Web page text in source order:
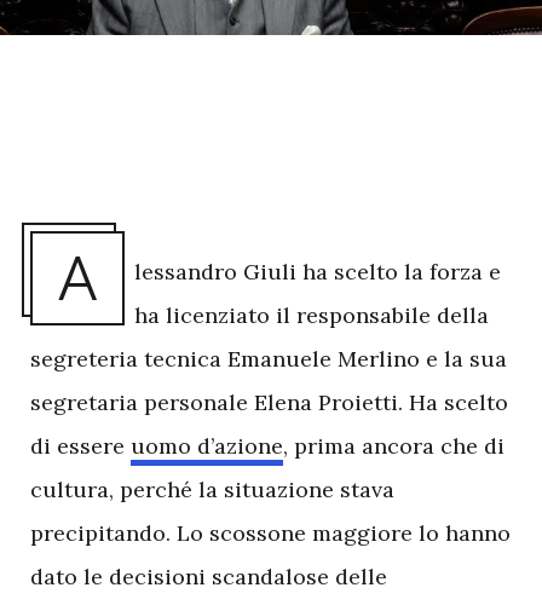
A
lessandro Giuli ha scelto la forza e
ha licenziato il responsabile della
segreteria tecnica Emanuele Merlino e la sua
segretaria personale Elena Proietti. Ha scelto
di essere uomo d’azione, prima ancora che di
cultura, perché la situazione stava
precipitando. Lo scossone maggiore lo hanno
dato le decisioni scandalose delle